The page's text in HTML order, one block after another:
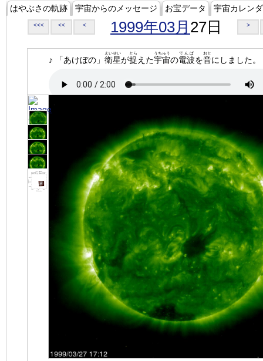
はやぶさの軌跡 宇宙からのメッセージ お宝データ 宇宙カレン
<<< << < 1999年03月 27日 >
♪ 「あけぼの」 衛星
えいせい
が捉
とら
えた宇宙
うちゅう
の電波
でんぱ
を音
おと
にしました。